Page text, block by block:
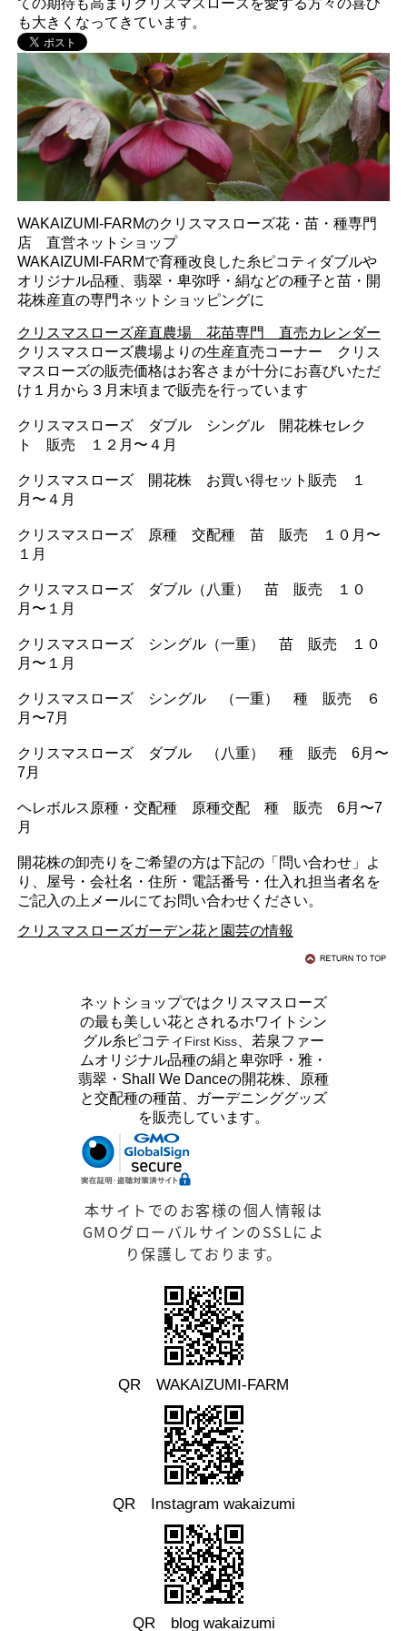
ての期待も高まりクリスマスローズを愛する方々の喜び
も大きくなってきています。
WAKAIZUMI-FARMのクリスマスローズ花・苗・種専門
店 直営ネットショップ
WAKAIZUMI-FARMで育種改良した糸ピコティダブルや
オリジナル品種、翡翠・卑弥呼・絹などの種子と苗・開
花株産直の専門ネットショッピングに
クリスマスローズ産直農場 花苗専門 直売カレンダー
クリスマスローズ農場よりの生産直売コーナー クリス
マスローズの販売価格はお客さまが十分にお喜びいただ
け１月から３月末頃まで販売を行っています
クリスマスローズ ダブル シングル 開花株セレク
ト 販売 １２月〜４月
クリスマスローズ 開花株 お買い得セット販売 １
月〜４月
クリスマスローズ 原種 交配種 苗 販売 １０月〜
１月
クリスマスローズ ダブル（八重） 苗 販売
１０
月〜１月
クリスマスローズ シングル（一重） 苗 販売
１０
月〜１月
クリスマスローズ シングル （一重） 種 販売 ６
月〜7月
クリスマスローズ ダブル （八重） 種 販売 6月〜
7月
ヘレボルス原種・交配種 原種交配 種 販売 6月〜7
月
開花株の卸売りをご希望の方は下記の「問い合わせ」よ
り、屋号・会社名・住所・電話番号・仕入れ担当者名を
ご記入の上メールにてお問い合わせください。
クリスマスローズガーデン花と園芸の情報
ネットショップではクリスマスローズ
の最も美しい花とされるホワイトシン
グル糸ピコティ First Kiss 、若泉ファー
ムオリジナル品種の絹と卑弥呼・雅・
翡翠・Shall We Danceの開花株、原種
と交配種の種苗、ガーデニンググッズ
を販売しています。
本サイトでのお客様の個人情報は
GMOグローバルサインのSSLによ
り保護しております。
QR WAKAIZUMI-FARM
QR Instagram wakaizumi
QR blog wakaizumi